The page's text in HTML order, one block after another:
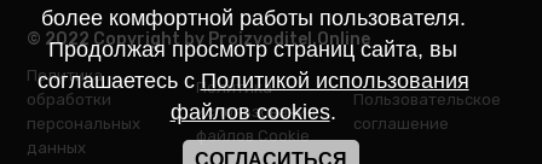
© 2022 Copyright by Proizvoditel.Online
Политика
обработки
персональных
данных
Политика
использования
файлов Cookie
Пользовательское
соглашение
более комфортной работы пользователя.
Продолжая просмотр страниц сайта, вы
соглашаетесь сПолитикой использования
файлов cookies.
СОГЛАСИТЬСЯ